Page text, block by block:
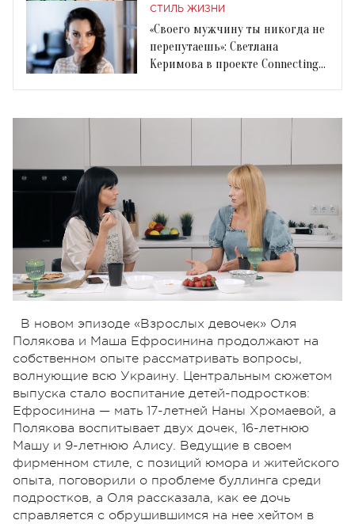
Connecting Women
СТИЛЬ ЖИЗНИ
«Своего мужчину ты никогда не
перепутаешь»: Светлана
Керимова в проекте Connecting
В новом эпизоде «Взрослых девочек» Оля
Полякова и Маша Ефросинина продолжают на
собственном опыте рассматривать вопросы,
волнующие всю Украину. Центральным сюжетом
выпуска стало воспитание детей-подростков:
Ефросинина — мать 17-летней Наны Хромаевой, а
Полякова воспитывает двух дочек, 16-летнюю
Машу и 9-летнюю Алису. Ведущие в своем
фирменном стиле, с позиций юмора и житейского
опыта, поговорили о проблеме буллинга среди
подростков, а Оля рассказала, как ее дочь
справляется с обрушившимся на нее хейтом в